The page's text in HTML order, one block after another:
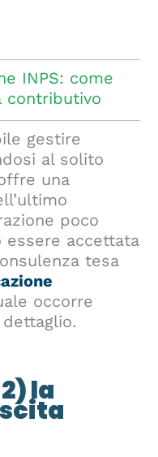
INPS: come
contributivo
gestire
al solito
una
poco
essere accettata
tesa
occorre
la